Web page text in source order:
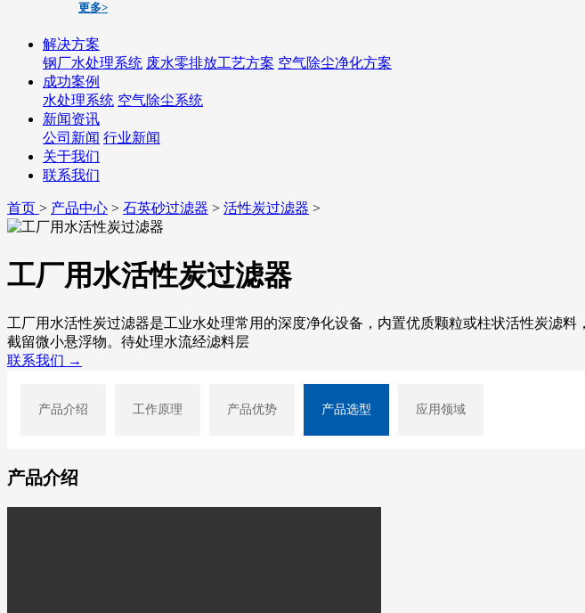
更多>
解决方案
钢厂水处理系统 废水零排放工艺方案 空气除尘净化方案
成功案例
水处理系统 空气除尘系统
新闻资讯
公司新闻 行业新闻
关于我们
联系我们
首页 > 产品中心 > 石英砂过滤器 > 活性炭过滤器 >
工厂用水活性炭过滤器
工厂用水活性炭过滤器是工业水处理常用的深度净化设备，内置优质颗粒或柱状活性炭滤
截留微小悬浮物。待处理水流经滤料层
联系我们 →
产品介绍 工作原理 产品优势 产品选型 应用领域
产品介绍